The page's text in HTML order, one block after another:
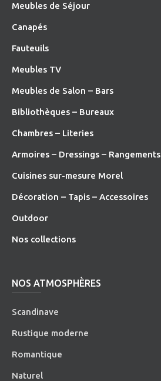
Meubles de Séjour
Canapés
Fauteuils
Meubles TV
Meubles de Salon – Bars
Bibliothèques – Bureaux
Chambres – Literies
Armoires – Dressings – Rangements
Cuisines sur-mesure Morel
Décoration – Tapis – Accessoires
Outdoor
Nos collections
NOS ATMOSPHÈRES
Scandinave
Rustique moderne
Romantique
Naturel